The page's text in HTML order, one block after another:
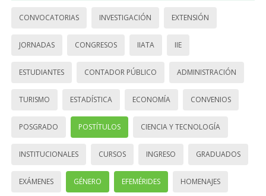
CONVOCATORIAS INVESTIGACIÓN EXTENSIÓN
JORNADAS CONGRESOS IIATA IIE
ESTUDIANTES CONTADOR PÚBLICO ADMINISTRACIÓN
TURISMO ESTADÍSTICA ECONOMÍA CONVENIOS
POSGRADO POSTÍTULOS CIENCIA Y TECNOLOGÍA
INSTITUCIONALES CURSOS INGRESO GRADUADOS
EXÁMENES GÉNERO EFEMÉRIDES HOMENAJES